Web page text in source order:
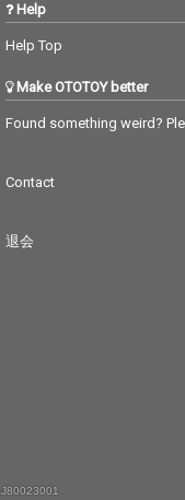
Help
Help Top
Make OTOTOY better
Found something weird?
Contact
退会